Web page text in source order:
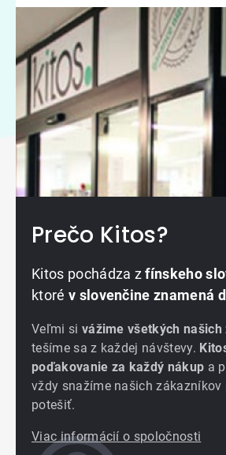
Prečo Kitos?
Kitos pochádza zfínskeho
ktoré v slovenčine znamená
Veľmi si vážime všetkých
tešíme sa z každej návštevy.
poďakovanie za každý nákup a
vždy snažíme našich
potešiť.
Viac informácií o spoločnosti